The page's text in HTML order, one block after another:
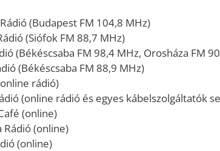
(Budapest FM 104,8 MHz)
(Siófok FM 88,7 MHz)
(Békéscsaba FM 98,4 MHz, Orosháza FM
(Békéscsaba FM 88,9 MHz)
rádió)
(online rádió és egyes kábelszolgáltatók
(online)
Rádió (online)
(online)